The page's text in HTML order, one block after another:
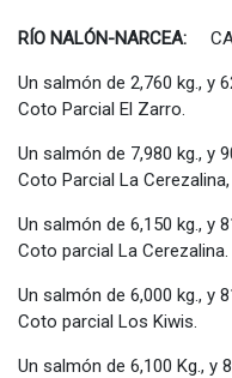
RÍO NALÓN-NARCEA:
Un salmón de 2,760 kg., y
Coto Parcial El Zarro.
Un salmón de 7,980 kg., y
Coto Parcial La Cerezalina,
Un salmón de 6,150 kg., y
Coto parcial La Cerezalina.
Un salmón de 6,000 kg., y
Coto parcial Los Kiwis.
Un salmón de 6,100 Kg., y